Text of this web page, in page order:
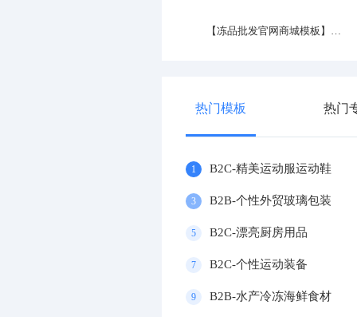
优选摩托车企业官网
热门模板 热门
1 B2C-精美运动服运动鞋
3 B2B-个性外贸玻璃包装
5 B2C-漂亮厨房用品
7 B2C-个性运动装备
9 B2B-水产冷冻海鲜食材